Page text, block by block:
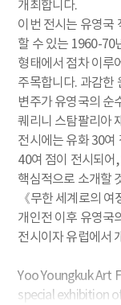
개최합니다.
이번 전시는 유영국
할 수 있는 1960-70
형태에서 점차 이루
주목합니다. 과감한
변주가 유영국의 순
퀘리니 스탐팔리아
전시에는 유화 30여
40여 점이 전시되어
핵심적으로 소개할
《무한 세계로의
개인전 이후 유영국
전시이자 유럽에서
Yoo Youngkuk Art
special exhibition